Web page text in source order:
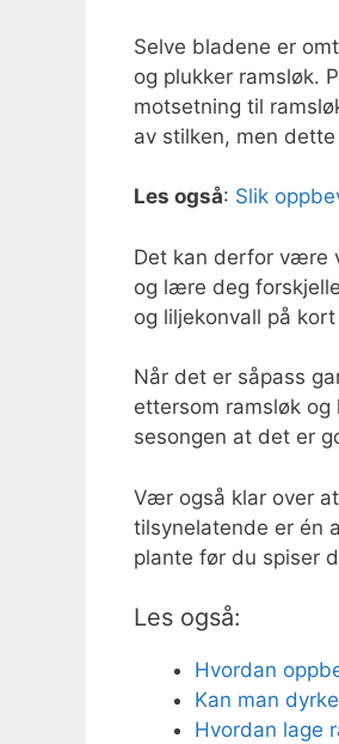
Selve bladene er
og plukker ramsløk.
motsetning til
av stilken, men
Les også: Slik
Det kan derfor være
og lære deg
og liljekonvall på
Når det er såpass
ettersom ramsløk
sesongen at det er
Vær også klar over
tilsynelatende er én
plante før du spiser
Les også:
Hvordan
Kan man
Hvordan lage